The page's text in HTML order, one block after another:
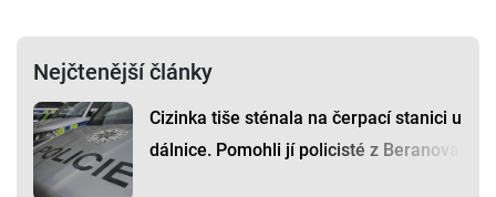
Nejčtenější články
Cizinka tiše sténala na čerpací stanici u
dálnice. Pomohli jí policisté z Beranova